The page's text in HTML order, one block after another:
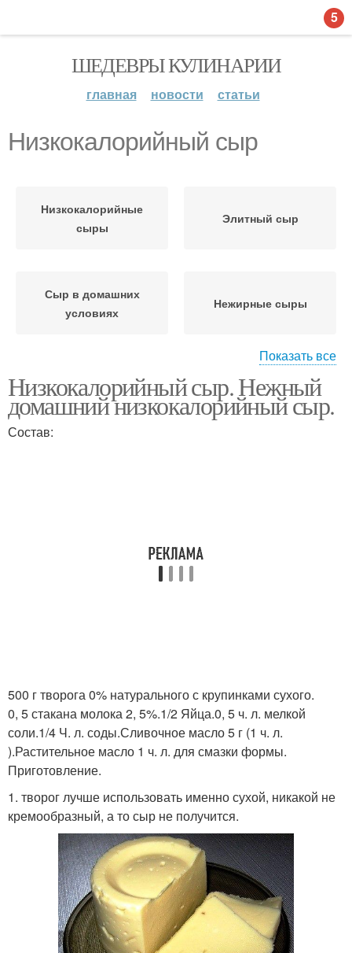
ШЕДЕВРЫ КУЛИНАРИИ
главная новости статьи
Низкокалорийный сыр
Низкокалорийные
сыры
Элитный сыр
Сыр в домашних
условиях
Нежирные сыры
Твердые сыры Сыр с указанием
Показать все
Низкокалорийный сыр. Нежный
домашний низкокалорийный сыр.
Состав:
500 г творога 0% натурального с крупинками сухого.
0, 5 стакана молока 2, 5%.1/2 Яйца.0, 5 ч. л. мелкой
соли.1/4 Ч. л. соды.Сливочное масло 5 г (1 ч. л.
).Растительное масло 1 ч. л. для смазки формы.
Приготовление.
1. творог лучше использовать именно сухой, никакой не
кремообразный, а то сыр не получится.
5